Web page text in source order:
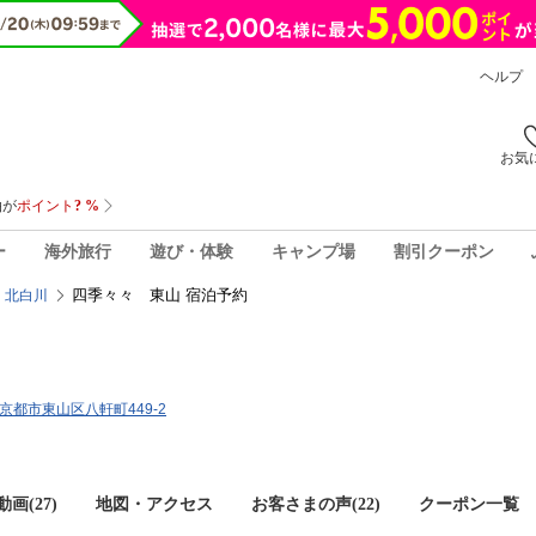
ヘルプ
お気
海外旅行 遊び・体験 キャンプ場 割引クーポン
白川 四季々々 東山 宿泊予約
都市東山区八軒町449-2
画(27) 地図・アクセス お客さまの声(22) クーポン一覧